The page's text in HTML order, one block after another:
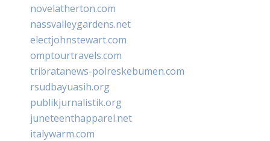
novelatherton.com
nassvalleygardens.net
electjohnstewart.com
omptourtravels.com
tribratanews-polreskebumen.com
rsudbayuasih.org
publikjurnalistik.org
juneteenthapparel.net
italywarm.com